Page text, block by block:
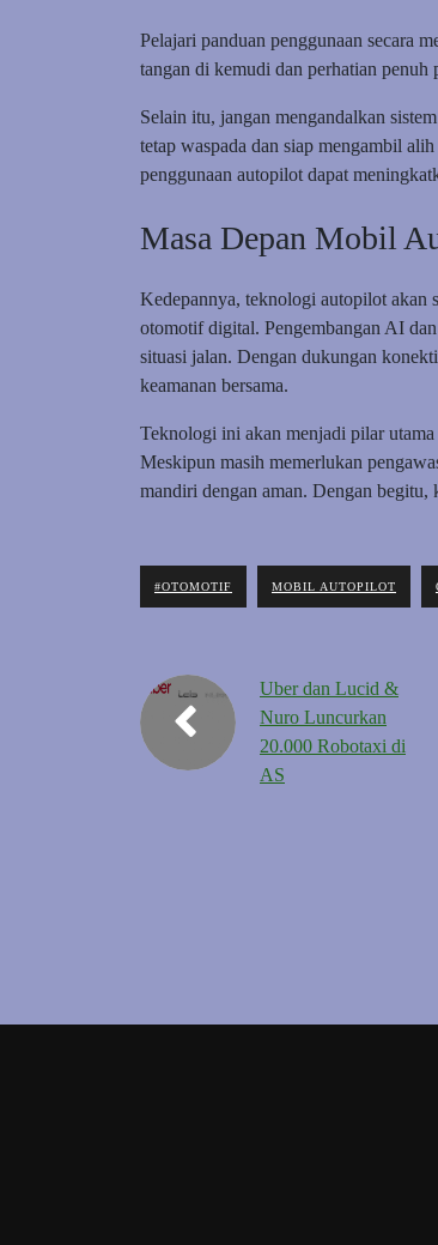
Pelajari panduan penggunaan secara
tangan di kemudi dan perhatian penuh
Selain itu, jangan mengandalkan
tetap waspada dan siap mengambil
penggunaan autopilot dapat
Masa Depan Mobil
Kedepannya, teknologi autopilot akan
otomotif digital. Pengembangan AI
situasi jalan. Dengan dukungan
keamanan bersama.
Teknologi ini akan menjadi pilar
Meskipun masih memerlukan
mandiri dengan aman. Dengan begitu,
#OTOMOTIF MOBIL AUTOPILOT
Uber dan Lucid &
Nuro Luncurkan
20.000 Robotaxi di
AS